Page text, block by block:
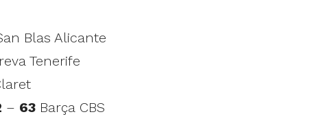
Blas Alicante
Tenerife
– 63Barça CBS